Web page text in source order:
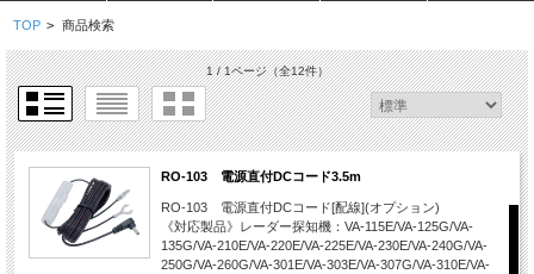
TOP > 商品検索
1 / 1ページ（全12件）
RO-103 電源直付DCコード3.5m
RO-103 電源直付DCコード[配線](オプション)
《対応製品》レーダー探知機：VA-115E/VA-125G/VA-
135G/VA-210E/VA-220E/VA-225E/VA-230E/VA-240G/VA-
250G/VA-260G/VA-301E/VA-303E/VA-307G/VA-310E/VA-